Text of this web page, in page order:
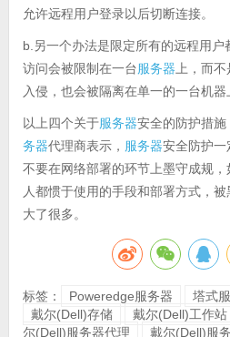
允许远程用户登录以后切断连接。
b.另一个办法是限定所有的远程用户
访问会被限制在一台服务器上，而不
入侵，也会被隔离在单一的一台机器
以上四个关于服务器安全的防护措
务器代理商表示， 服务器安全防护一
不要在网络部署的环节上墨守成规
人都惯于使用的手段和部署方式，
大了很多。
标签： Poweredge服务器 塔式
戴尔(Dell)存储
戴尔(Dell)工作站
尔(Dell)服务器代理
戴尔(Dell)服